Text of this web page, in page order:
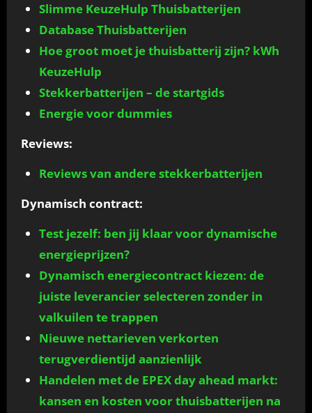
Slimme KeuzeHulp Thuisbatterijen
Database Thuisbatterijen
Hoe groot moet je thuisbatterij zijn? kWh
KeuzeHulp
Stekkerbatterijen – de startgids
Energie voor dummies
Reviews:
Reviews van andere stekkerbatterijen
Dynamisch contract:
Test jezelf: ben jij klaar voor dynamische
energieprijzen?
Dynamisch energiecontract kiezen: de
juiste leverancier selecteren zonder in
valkuilen te trappen
Nieuwe nettarieven verkorten
terugverdientijd aanzienlijk
Handelen met de EPEX day ahead markt:
kansen en kosten voor thuisbatterijen na